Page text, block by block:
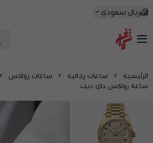
ريال سعودي
شماغ شوب | أفضل متجر شماغ
الرئيسية ساعات رجالية
ساعات رولكس
ساعة رولكس داي ديت